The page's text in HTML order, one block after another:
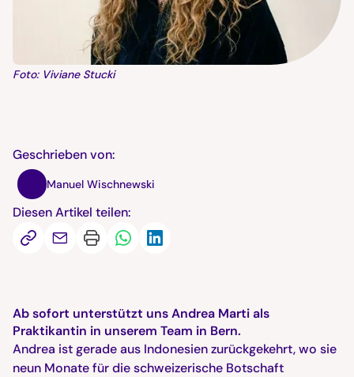
Foto: Viviane Stucki
Geschrieben von:
Manuel Wischnewski
Diesen Artikel teilen:
Ab sofort unterstützt uns Andrea Marti als
Praktikantin in unserem Team in Bern.
Andrea ist gerade aus Indonesien zurückgekehrt, wo sie
neun Monate für die schweizerische Botschaft